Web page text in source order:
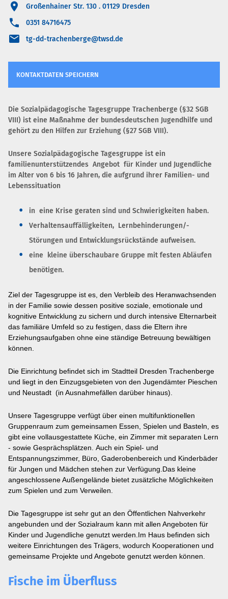
Großenhainer Str. 130 . 01129 Dresden
0351 84716475
tg-dd-trachenberge@twsd.de
KONTAKTDATEN SPEICHERN
Die Sozialpädagogische Tagesgruppe Trachenberge (§32 SGB
VIII) ist eine Maßnahme der bundesdeutschen Jugendhilfe und
gehört zu den Hilfen zur Erziehung (§27 SGB VIII).
Unsere Sozialpädagogische Tagesgruppe ist ein
familienunterstützendes Angebot für Kinder und Jugendliche
im Alter von 6 bis 16 Jahren, die aufgrund ihrer Familien- und
Lebenssituation
in eine Krise geraten sind und Schwierigkeiten haben.
Verhaltensauffälligkeiten, Lernbehinderungen/-
Störungen und Entwicklungsrückstände aufweisen.
eine kleine überschaubare Gruppe mit festen Abläufen
benötigen.
Ziel der Tagesgruppe ist es, den Verbleib des Heranwachsenden
in der Familie sowie dessen positive soziale, emotionale und
kognitive Entwicklung zu sichern und durch intensive Elternarbeit
das familiäre Umfeld so zu festigen, dass die Eltern ihre
Erziehungsaufgaben ohne eine ständige Betreuung bewältigen
können.
Die Einrichtung befindet sich im Stadtteil Dresden Trachenberge
und liegt in den Einzugsgebieten von den Jugendämter Pieschen
und Neustadt (in Ausnahmefällen darüber hinaus).
Unsere Tagesgruppe verfügt über einen multifunktionellen
Gruppenraum zum gemeinsamen Essen, Spielen und Basteln, es
gibt eine vollausgestattete Küche, ein Zimmer mit separaten Lern
- sowie Gesprächsplätzen. Auch ein Spiel- und
Entspannungszimmer, Büro, Gaderobenbereich und Kinderbäder
für Jungen und Mädchen stehen zur Verfügung.Das kleine
angeschlossene Außengelände bietet zusätzliche Möglichkeiten
zum Spielen und zum Verweilen.
Die Tagesgruppe ist sehr gut an den Öffentlichen Nahverkehr
angebunden und der Sozialraum kann mit allen Angeboten für
Kinder und Jugendliche genutzt werden.Im Haus befinden sich
weitere Einrichtungen des Trägers, wodurch Kooperationen und
gemeinsame Projekte und Angebote genutzt werden können.
Fische im Überfluss